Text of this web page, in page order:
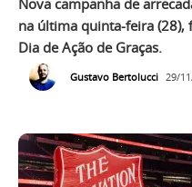
Nova campanha de
na última quinta-feira (28),
Dia de Ação de Graças.
Gustavo Bertolucci 29/